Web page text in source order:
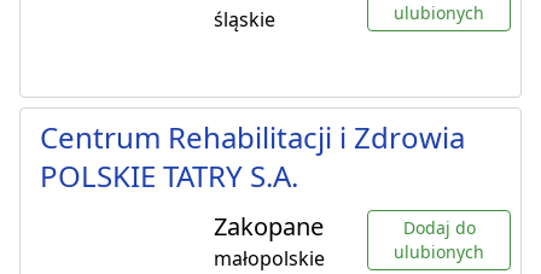
śląskie
ulubionych
Centrum Rehabilitacji i Zdrowia
POLSKIE TATRY S.A.
Zakopane
małopolskie
Dodaj do
ulubionych